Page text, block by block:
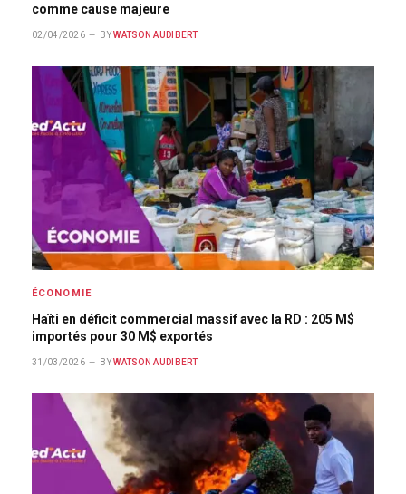
comme cause majeure
02/04/2026 BY WATSON AUDIBERT
ÉCONOMIE
Haïti en déficit commercial massif avec la RD : 205 M$
importés pour 30 M$ exportés
31/03/2026 BY WATSON AUDIBERT